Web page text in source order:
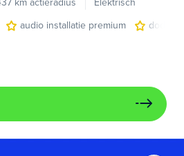
km actieradius
Elektrisch
audio installatie premium